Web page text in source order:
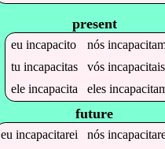
present
eu incapacito nós
tu incapacitas vós incapacitais
ele incapacita eles
future
euincapacitarei nós